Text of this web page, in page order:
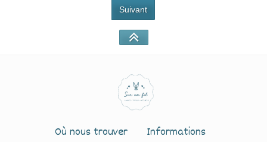
Suivant
Où nous trouver Informations